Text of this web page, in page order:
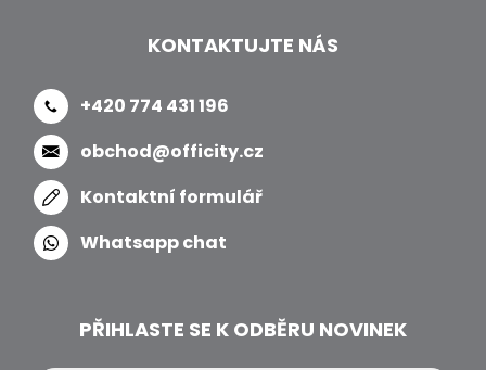
KONTAKTUJTE NÁS
+420 774 431 196
obchod@officity.cz
Kontaktní formulář
Whatsapp chat
PŘIHLASTE SE K ODBĚRU NOVINEK